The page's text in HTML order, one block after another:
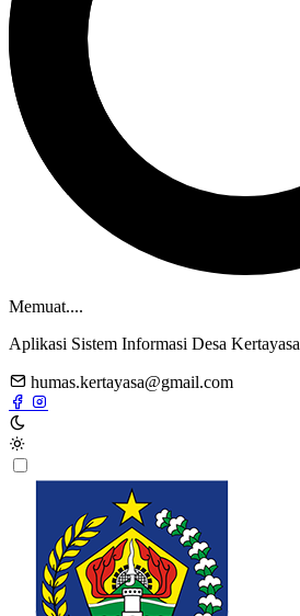
Memuat....
Aplikasi Sistem Informasi Desa Kertayasa
humas.kertayasa@gmail.com